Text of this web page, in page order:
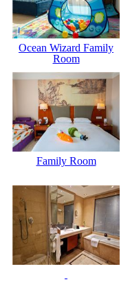
Ocean Wizard Family
Room
Family Room